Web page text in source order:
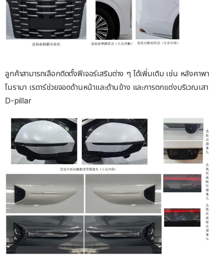
ลูกค้าสามารถเลือกติดตั้งฟีเจอร์เสริมต่าง ๆ ได้เพิ่มเติม เช่น หลังคาพา
โนรามา เรดาร์ช่วยจอดด้านหน้าและด้านข้าง และการตกแต่งบริเวณเสา
D-pillar